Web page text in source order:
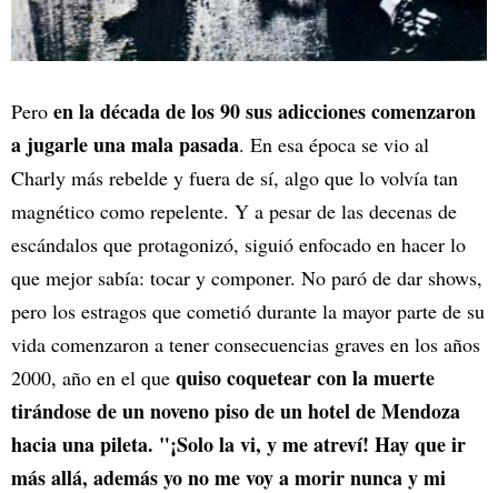
Pero en la década de los 90 sus adicciones comenzaron
a jugarle una mala pasada. En esa época se vio al
Charly más rebelde y fuera de sí, algo que lo volvía tan
magnético como repelente. Y a pesar de las decenas de
escándalos que protagonizó, siguió enfocado en hacer lo
que mejor sabía: tocar y componer. No paró de dar shows,
pero los estragos que cometió durante la mayor parte de su
vida comenzaron a tener consecuencias graves en los años
2000, año en el que quiso coquetear con la muerte
tirándose de un noveno piso de un hotel de Mendoza
hacia una pileta. "¡Solo la vi, y me atreví! Hay que ir
más allá, además yo no me voy a morir nunca y mi